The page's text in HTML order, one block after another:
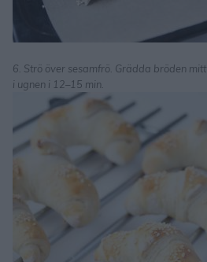
6. Strö över sesamfrö. Grädda bröden mitt
i ugnen i 12–15 min.